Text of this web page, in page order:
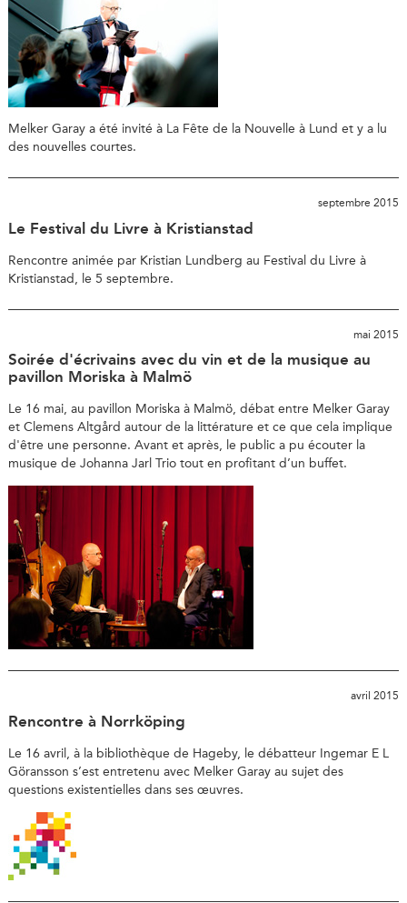
Melker Garay a été invité à La Fête de la Nouvelle à Lund et y a lu
des nouvelles courtes.
septembre 2015
Le Festival du Livre à Kristianstad
Rencontre animée par Kristian Lundberg au Festival du Livre à
Kristianstad, le 5 septembre.
mai 2015
Soirée d'écrivains avec du vin et de la musique au
pavillon Moriska à Malmö
Le 16 mai, au pavillon Moriska à Malmö, débat entre Melker Garay
et Clemens Altgård autour de la littérature et ce que cela implique
d'être une personne. Avant et après, le public a pu écouter la
musique de Johanna Jarl Trio tout en profitant d’un buffet.
avril 2015
Rencontre à Norrköping
Le 16 avril, à la bibliothèque de Hageby, le débatteur Ingemar E L
Göransson s’est entretenu avec Melker Garay au sujet des
questions existentielles dans ses œuvres.